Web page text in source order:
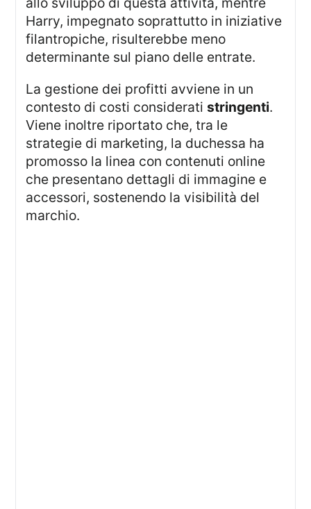
Harry, impegnato soprattutto in iniziative
filantropiche, risulterebbe meno
determinante sul piano delle entrate.
La gestione dei profitti avviene in un
contesto di costi consideratistringenti.
Viene inoltre riportato che, tra le
strategie di marketing, la duchessa ha
promosso la linea con contenuti online
che presentano dettagli di immagine e
accessori, sostenendo la visibilità del
marchio.